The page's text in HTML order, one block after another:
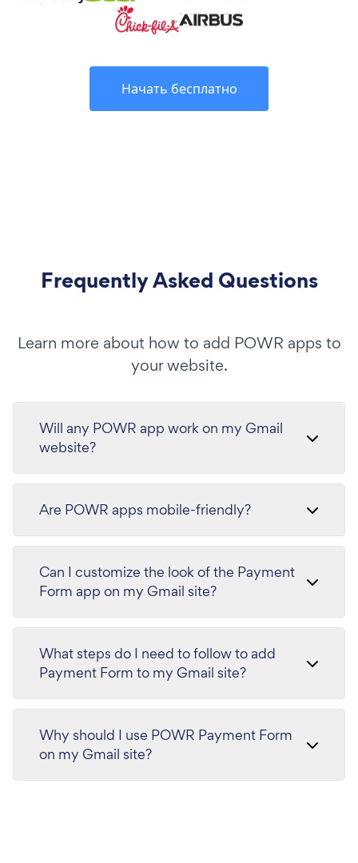
Начать бесплатно
Frequently Asked Questions
Learn more about how to add POWR apps to
your website.
Will any POWR app work on my Gmail
website?
Are POWR apps mobile-friendly?
Can I customize the look of the Payment
Form app on my Gmail site?
What steps do I need to follow to add
Payment Form to my Gmail site?
Why should I use POWR Payment Form
on my Gmail site?